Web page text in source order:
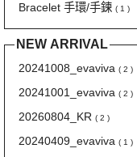
Bracelet 手環/手鍊 ( 1 )
NEW ARRIVAL
20241008_evaviva ( 2 )
20241001_evaviva ( 2 )
20260804_KR ( 2 )
20240409_evaviva ( 1 )